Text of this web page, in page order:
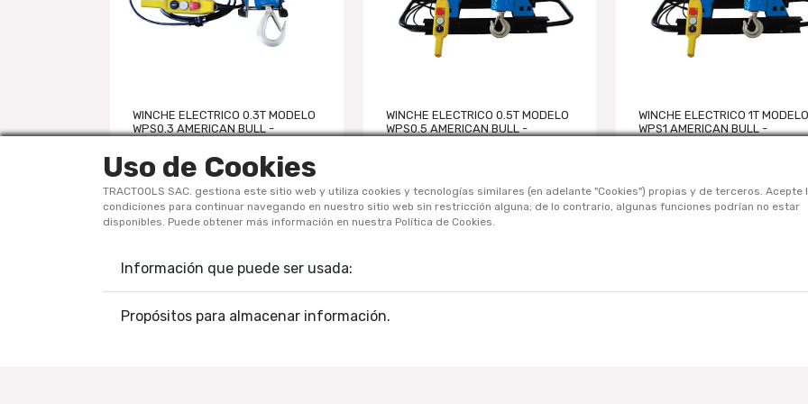
WINCHE ELECTRICO 0.3T MODELO
WPS0.3 AMERICAN BULL -
WINCHE ELECTRICO 0.5T MODELO
WPS0.5 AMERICAN BULL -
WINCHE ELECTRICO 1T MODELO
WPS1 AMERICAN BULL -
Uso de Cookies
TRACTOOLS SAC. gestiona este sitio web y utiliza cookies y tecnologías similares (en adelante "Cookies") propias y de terceros. Acepte
condiciones para continuar navegando en nuestro sitio web sin restricción alguna; de lo contrario, algunas funciones podrían no estar
disponibles. Puede obtener más información en nuestra Política de Cookies.
Información que puede ser usada:
Propósitos para almacenar información.